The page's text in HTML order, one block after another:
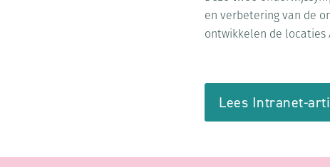
en verbetering van de
ontwikkelen de locaties
Lees Intranet-